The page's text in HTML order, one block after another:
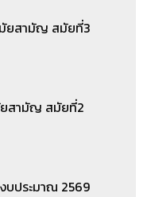
มัยสามัญ สมัยที่3
ยสามัญ สมัยที่2
บประมาณ 2569